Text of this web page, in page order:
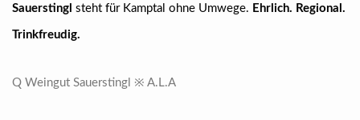
Sauerstingl steht für Kamptal ohne Umwege. Ehrlich. Regional.
Trinkfreudig.
Q Weingut Sauerstingl ※ A.L.A